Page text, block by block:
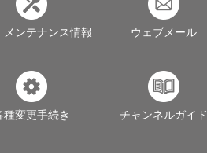
メンテナンス情報 ウェブメール
種変更手続き チャンネルガイド